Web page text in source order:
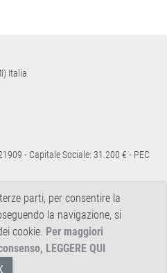
Italia
- Capitale Sociale: 31.200 € - PEC
parti, per consentire la
la navigazione, si
cookie. Per maggiori
LEGGERE QUI